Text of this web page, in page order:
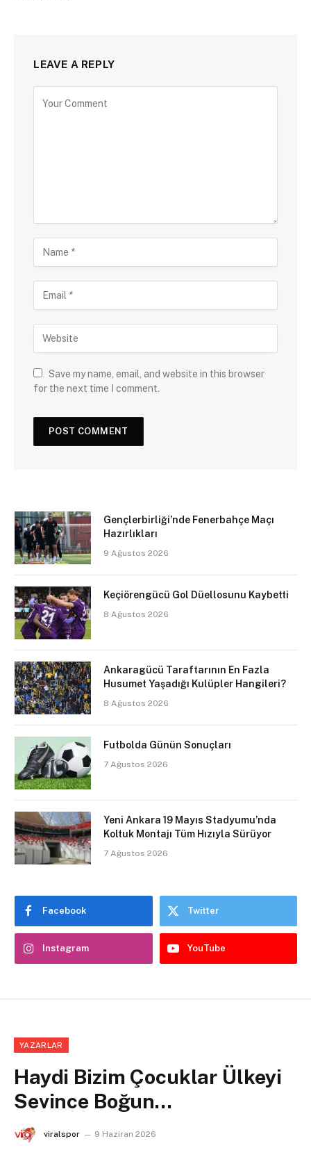
LEAVE A REPLY
Save my name, email, and website in this browser
for the next time I comment.
Gençlerbirliği’nde Fenerbahçe Maçı
Hazırlıkları
9 Ağustos 2026
Keçiörengücü Gol Düellosunu Kaybetti
8 Ağustos 2026
Ankaragücü Taraftarının En Fazla
Husumet Yaşadığı Kulüpler Hangileri?
8 Ağustos 2026
Futbolda Günün Sonuçları
7 Ağustos 2026
Yeni Ankara 19 Mayıs Stadyumu’nda
Koltuk Montajı Tüm Hızıyla Sürüyor
7 Ağustos 2026
Facebook Twitter
Instagram YouTube
YAZARLAR
Haydi Bizim Çocuklar Ülkeyi
Sevince Boğun…
viralspor 9 Haziran 2026